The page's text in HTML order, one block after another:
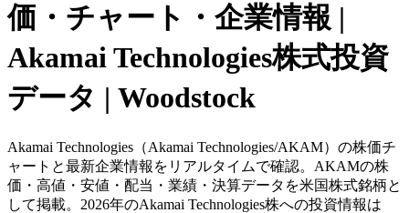
価・チャート・企業情報 |
Akamai Technologies株式投資
データ | Woodstock
Akamai Technologies（Akamai Technologies/AKAM）の株価チ
ャートと最新企業情報をリアルタイムで確認。AKAMの株
価・高値・安値・配当・業績・決算データを米国株式銘柄と
して掲載。2026年のAkamai Technologies株への投資情報は